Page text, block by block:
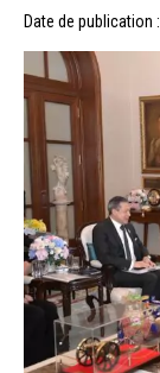
Date de publication